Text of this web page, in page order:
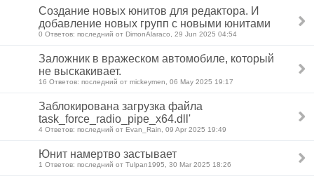
Создание новых юнитов для редактора. И
добавление новых групп с новыми юнитами
0 Ответов: последний от DimonAlaraco, 29 Jun 2025 04:54
Заложник в вражеском автомобиле, который
не выскакивает.
16 Ответов: последний от mickeymen, 06 May 2025 19:17
Заблокирована загрузка файла
task_force_radio_pipe_x64.dll'
4 Ответов: последний от Evan_Rain, 09 Apr 2025 19:49
Юнит намертво застывает
1 Ответов: последний от Tulpan1995, 30 Mar 2025 18:26